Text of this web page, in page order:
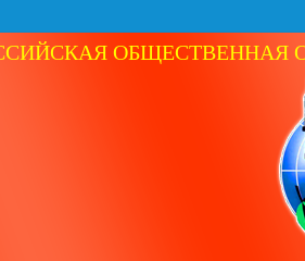
ОБЩЕСТВЕННАЯ